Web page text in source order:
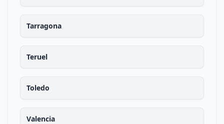
Tarragona
Teruel
Toledo
Valencia